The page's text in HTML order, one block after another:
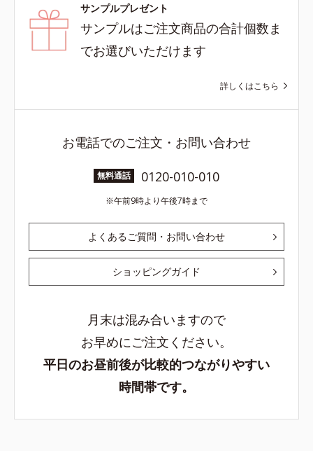
サンプルプレゼント
サンプルはご注文商品の合計個数ま
でお選びいただけます
詳しくはこちら
お電話でのご注文・お問い合わせ
無料通話 0120-010-010
午前9時より午後7時まで
よくあるご質問・お問い合わせ
ショッピングガイド
月末は混み合いますので
お早めにご注文ください。
平日のお昼前後が比較的つながりやすい
時間帯です。